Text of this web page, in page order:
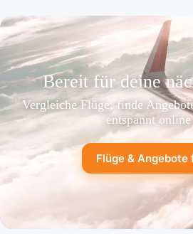
Bereit für deine
Vergleiche Flüge, finde
entspannt
Flüge & Angebote